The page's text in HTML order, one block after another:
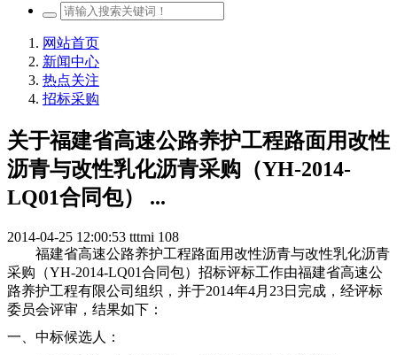
网站首页
新闻中心
热点关注
招标采购
关于福建省高速公路养护工程路面用改性
沥青与改性乳化沥青采购（YH-2014-
LQ01合同包） ...
2014-04-25 12:00:53 tttmi 108
福建省高速公路养护工程路面用改性沥青与改性乳化沥青
采购（YH-2014-LQ01合同包）招标评标工作由福建省高速公
路养护工程有限公司组织，并于2014年4月 23日完成，经评标
委员会评审，结果如下：
一、中标候选人：